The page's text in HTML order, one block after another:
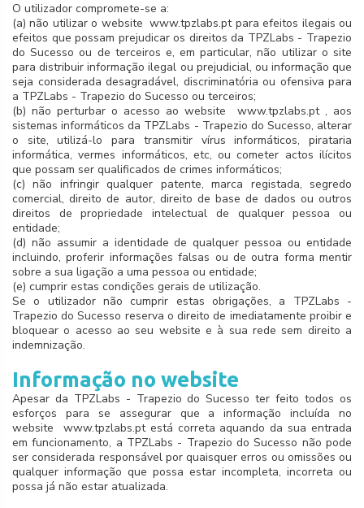
O utilizador compromete-se a:
(a) não utilizar o website www.tpzlabs.pt para efeitos ilegais ou
efeitos que possam prejudicar os direitos da TPZLabs - Trapezio
do Sucesso ou de terceiros e, em particular, não utilizar o site
para distribuir informação ilegal ou prejudicial, ou informação que
seja considerada desagradável, discriminatória ou ofensiva para
a TPZLabs - Trapezio do Sucesso ou terceiros;
(b) não perturbar o acesso ao website www.tpzlabs.pt , aos
sistemas informáticos da TPZLabs - Trapezio do Sucesso, alterar
o site, utilizá-lo para transmitir vírus informáticos, pirataria
informática, vermes informáticos, etc, ou cometer actos ilícitos
que possam ser qualificados de crimes informáticos;
(c) não infringir qualquer patente, marca registada, segredo
comercial, direito de autor, direito de base de dados ou outros
direitos de propriedade intelectual de qualquer pessoa ou
entidade;
(d) não assumir a identidade de qualquer pessoa ou entidade
incluindo, proferir informações falsas ou de outra forma mentir
sobre a sua ligação a uma pessoa ou entidade;
(e) cumprir estas condições gerais de utilização.
Se o utilizador não cumprir estas obrigações, a TPZLabs -
Trapezio do Sucesso reserva o direito de imediatamente proibir e
bloquear o acesso ao seu website e à sua rede sem direito a
indemnização.
Informação no website
Apesar da TPZLabs - Trapezio do Sucesso ter feito todos os
esforços para se assegurar que a informação incluída no
website www.tpzlabs.pt está correta aquando da sua entrada
em funcionamento, a TPZLabs - Trapezio do Sucesso não pode
ser considerada responsável por quaisquer erros ou omissões ou
qualquer informação que possa estar incompleta, incorreta ou
possa já não estar atualizada.